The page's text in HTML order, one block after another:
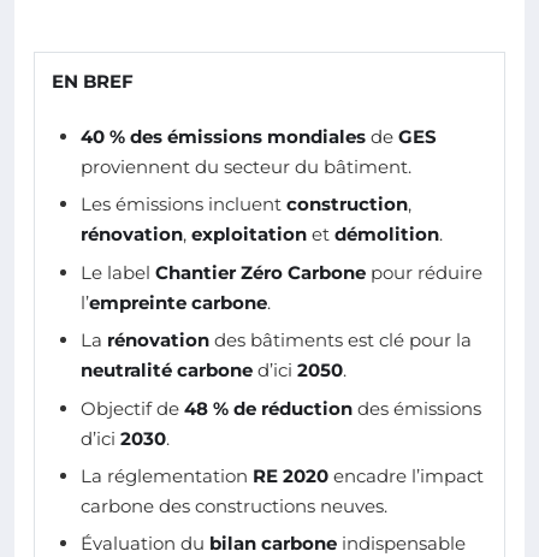
EN BREF
40 % des émissions mondiales de GES
proviennent du secteur du bâtiment.
Les émissions incluent construction,
rénovation, exploitation et démolition.
Le label Chantier Zéro Carbone pour réduire
l’empreinte carbone.
La rénovation des bâtiments est clé pour la
neutralité carbone d’ici 2050.
Objectif de 48 % de réduction des émissions
d’ici 2030.
La réglementation RE 2020 encadre l’impact
carbone des constructions neuves.
Évaluation du bilan carbone indispensable